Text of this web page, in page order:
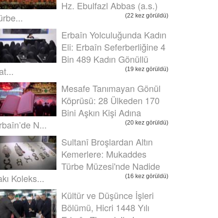
Hz. Ebulfazl Abbas (a.s.)
(22 kez görüldü)
Erbaîn Yolculuğunda Kadın
Eli: Erbaîn Seferberliğine 4
Bin 489 Kadın Gönüllü
(19 kez görüldü)
Mesafe Tanımayan Gönül
Köprüsü: 28 Ülkeden 170
Bini Aşkın Kişi Adına
N...
(20 kez görüldü)
Sultanî Broşlardan Altın
Kemerlere: Mukaddes
Türbe Müzesi'nde Nadide
Koleks...
(16 kez görüldü)
Kültür ve Düşünce İşleri
Bölümü, Hicri 1448 Yılı